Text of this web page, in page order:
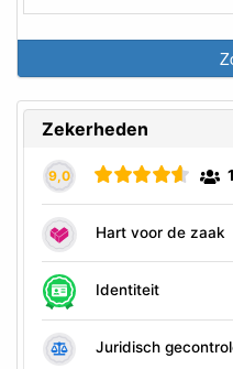
Geef jouw hond het
de perfecte combinatie van